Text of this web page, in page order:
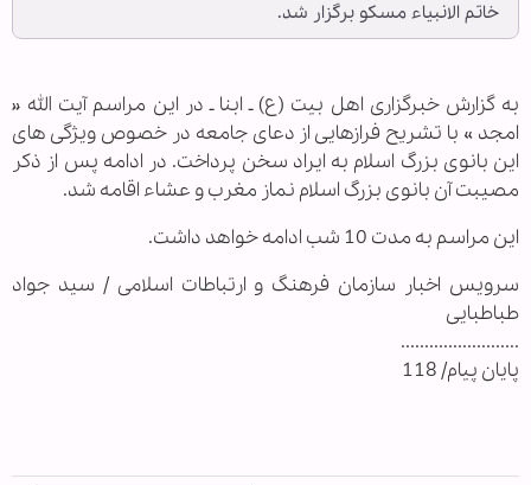
خاتم الانبیاء مسکو برگزار شد.
به گزارش خبرگزاری اهل بیت (ع) ـ ابنا ـ در این مراسم آیت الله «
امجد » با تشریح فرازهایی از دعای جامعه در خصوص ویژگی های
این بانوی بزرگ اسلام به ایراد سخن پرداخت. در ادامه پس از ذکر
مصیبت آن بانوی بزرگ اسلام نماز مغرب و عشاء اقامه شد.
این مراسم به مدت 10 شب ادامه خواهد داشت.
سرویس اخبار سازمان فرهنگ و ارتباطات اسلامی / سید جواد
طباطبایی
.........................
پایان پیام/ 118